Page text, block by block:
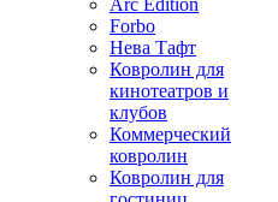
Arc Edition
Forbo
Нева Тафт
Ковролин для
кинотеатров и
клубов
Коммерческий
ковролин
Ковролин для